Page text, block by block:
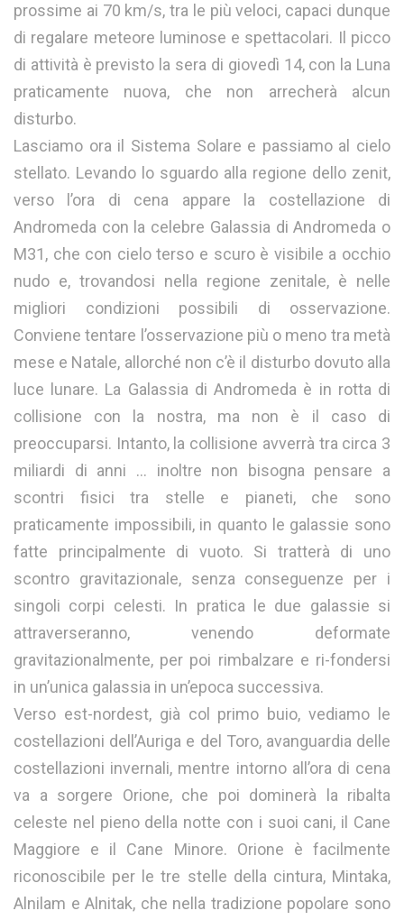
prossime ai 70 km/s, tra le più veloci, capaci dunque
di regalare meteore luminose e spettacolari. Il picco
di attività è previsto la sera di giovedì 14, con la Luna
praticamente nuova, che non arrecherà alcun
disturbo.
Lasciamo ora il Sistema Solare e passiamo al cielo
stellato. Levando lo sguardo alla regione dello zenit,
verso l’ora di cena appare la costellazione di
Andromeda con la celebre Galassia di Andromeda o
M31, che con cielo terso e scuro è visibile a occhio
nudo e, trovandosi nella regione zenitale, è nelle
migliori condizioni possibili di osservazione.
Conviene tentare l’osservazione più o meno tra metà
mese e Natale, allorché non c’è il disturbo dovuto alla
luce lunare. La Galassia di Andromeda è in rotta di
collisione con la nostra, ma non è il caso di
preoccuparsi. Intanto, la collisione avverrà tra circa 3
miliardi di anni … inoltre non bisogna pensare a
scontri fisici tra stelle e pianeti, che sono
praticamente impossibili, in quanto le galassie sono
fatte principalmente di vuoto. Si tratterà di uno
scontro gravitazionale, senza conseguenze per i
singoli corpi celesti. In pratica le due galassie si
attraverseranno, venendo deformate
gravitazionalmente, per poi rimbalzare e ri-fondersi
in un’unica galassia in un’epoca successiva.
Verso est-nordest, già col primo buio, vediamo le
costellazioni dell’Auriga e del Toro, avanguardia delle
costellazioni invernali, mentre intorno all’ora di cena
va a sorgere Orione, che poi dominerà la ribalta
celeste nel pieno della notte con i suoi cani, il Cane
Maggiore e il Cane Minore. Orione è facilmente
riconoscibile per le tre stelle della cintura, Mintaka,
Alnilam e Alnitak, che nella tradizione popolare sono